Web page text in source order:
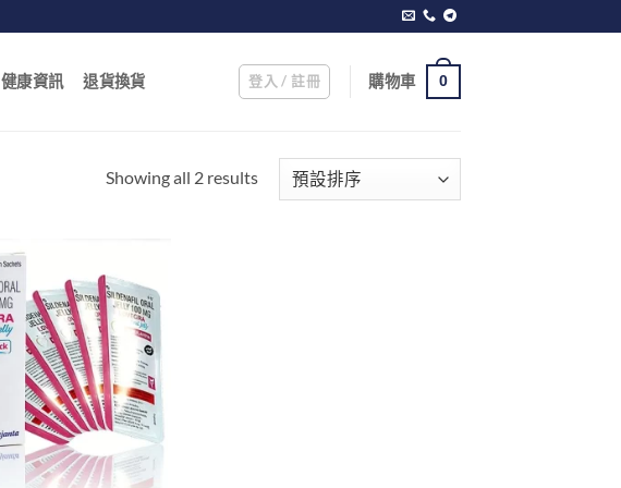
健康資訊 退貨換貨 登入 / 註冊 購物車 0
Showing all 2 results